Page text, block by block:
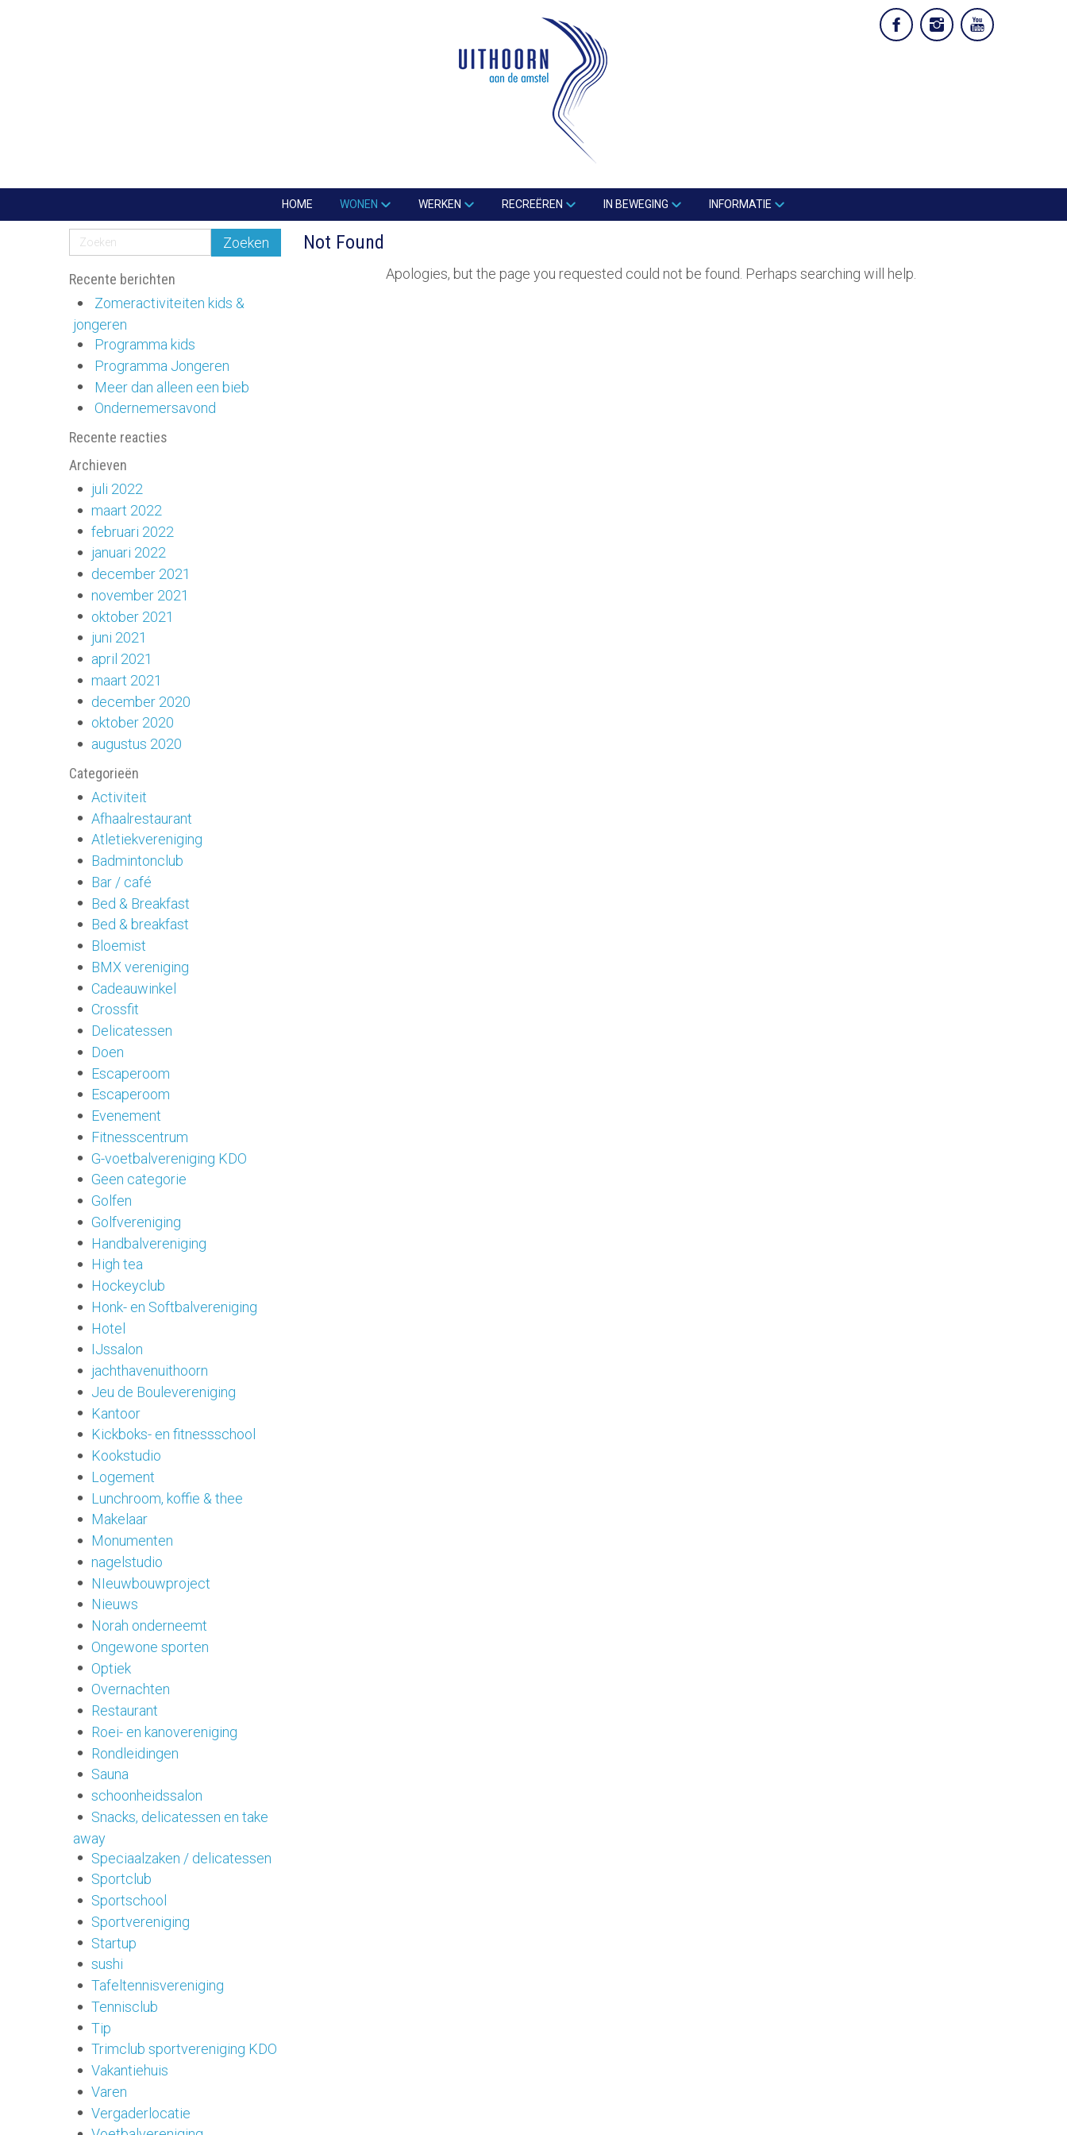
HOME WONEN WERKEN RECREËREN IN BEWEGING INFORMATIE
Recente berichten
Zomeractiviteiten kids &
jongeren
Programma kids
Programma Jongeren
Meer dan alleen een bieb
Ondernemersavond
Recente reacties
Archieven
juli 2022
maart 2022
februari 2022
januari 2022
december 2021
november 2021
oktober 2021
juni 2021
april 2021
maart 2021
december 2020
oktober 2020
augustus 2020
Categorieën
Activiteit
Afhaalrestaurant
Atletiekvereniging
Badmintonclub
Bar / café
Bed & Breakfast
Bed & breakfast
Bloemist
BMX vereniging
Cadeauwinkel
Crossfit
Delicatessen
Doen
Escaperoom
Escaperoom
Evenement
Fitnesscentrum
G-voetbalvereniging KDO
Geen categorie
Golfen
Golfvereniging
Handbalvereniging
High tea
Hockeyclub
Honk- en Softbalvereniging
Hotel
IJssalon
jachthavenuithoorn
Jeu de Boulevereniging
Kantoor
Kickboks- en fitnessschool
Kookstudio
Logement
Lunchroom, koffie & thee
Makelaar
Monumenten
nagelstudio
NIeuwbouwproject
Nieuws
Norah onderneemt
Ongewone sporten
Optiek
Overnachten
Restaurant
Roei- en kanovereniging
Rondleidingen
Sauna
schoonheidssalon
Snacks, delicatessen en take
away
Speciaalzaken / delicatessen
Sportclub
Sportschool
Sportvereniging
Startup
sushi
Tafeltennisvereniging
Tennisclub
Tip
Trimclub sportvereniging KDO
Vakantiehuis
Varen
Vergaderlocatie
Not Found
Apologies, but the page you requested could not be found. Perhaps searching will help.